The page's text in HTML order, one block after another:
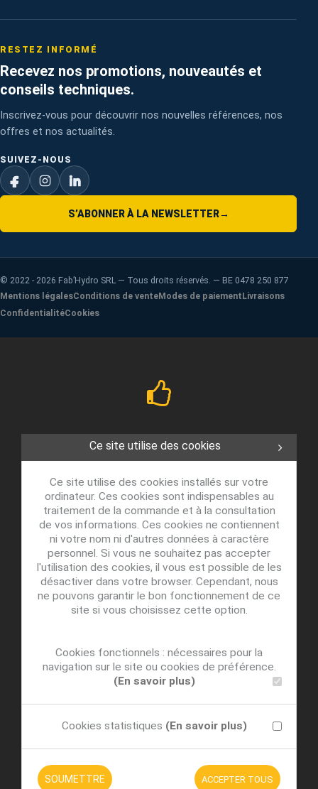
RESTEZ INFORMÉ
Recevez nos promotions, nouveautés et
conseils techniques.
Inscrivez-vous pour découvrir nos nouvelles références, nos
offres et nos actualités.
SUIVEZ-NOUS
S’ABONNER À LA NEWSLETTER→
© 2022 - 2026 Fab’Hydro SRL — Tous droits réservés. — BE 0478 250 877
Mentions légalesConditions de venteModes de paiementLivraisons
ConfidentialitéCookies
Ce site utilise des cookies
Ce site utilise des cookies installés sur votre
ordinateur. Ces cookies sont indispensables au
traitement de la commande et à la consultation
de vos informations. Ces cookies ne contiennent
ni votre nom ni d'autres données à caractère
personnel. Si vous ne souhaitez pas accepter
l'utilisation des cookies, il vous est possible de les
désactiver dans votre browser. Cependant, nous
ne pouvons garantir le bon fonctionnement de ce
site si vous choisissez cette option.
Cookies fonctionnels : nécessaires pour la
navigation sur le site ou cookies de préférence.
(En savoir plus)
Cookies statistiques (En savoir plus)
SOUMETTRE ACCEPTER TOUS